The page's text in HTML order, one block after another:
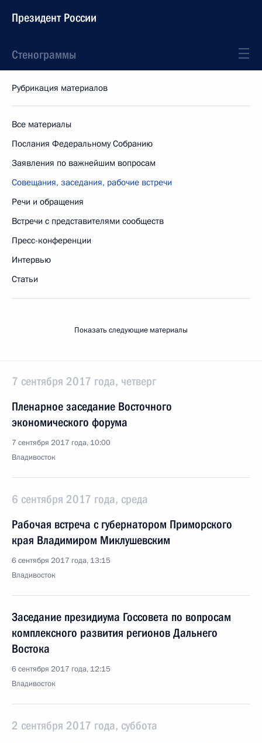
Президент России
Стенограммы
Рубрикация материалов
Все материалы
Послания Федеральному Собранию
Заявления по важнейшим вопросам
Совещания, заседания, рабочие встречи
Речи и обращения
Встречи с представителями сообществ
Пресс-конференции
Интервью
Статьи
Показать следующие материалы
7 сентября 2017 года, четверг
Пленарное заседание Восточного
экономического форума
7 сентября 2017 года, 10:00
Владивосток
6 сентября 2017 года, среда
Рабочая встреча с губернатором Приморского
края Владимиром Миклушевским
6 сентября 2017 года, 13:15
Владивосток
Заседание президиума Госсовета по вопросам
комплексного развития регионов Дальнего
Востока
6 сентября 2017 года, 12:15
Владивосток
2 сентября 2017 года, суббота